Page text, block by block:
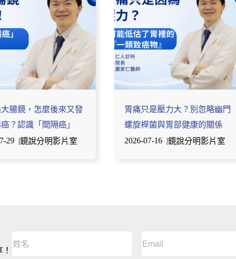
腸鏡，怎麼後來又發
？認識「間隔癌」
29 |鏡說分明影片室
胃痛只是壓力大？別忽略幽門
螺旋桿菌與胃部健康的關係
2026-07-16 |鏡說分明影片室
名
(Required)
A